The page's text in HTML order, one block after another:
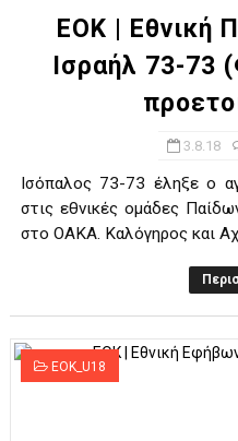
ΕΟΚ | Εθνική
Ισραήλ 73-73
3.8.18
Ισόπαλος 73-73 έληξε ο
στις εθνικές ομάδες
στο ΟΑΚΑ. Καλόγηρος και
EOK_U18